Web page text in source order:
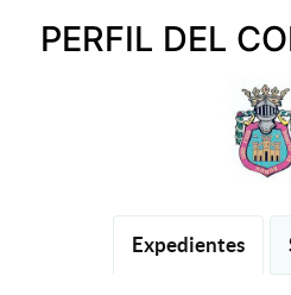
PERFIL DEL
Expedientes